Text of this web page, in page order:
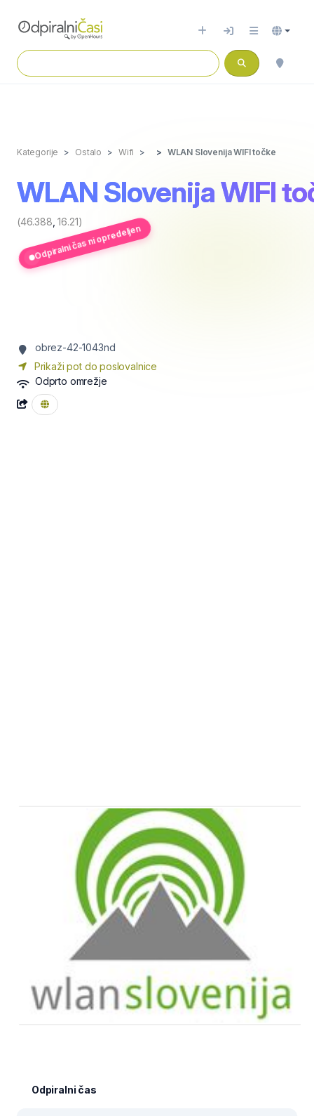
Kategorije Ostalo Wifi WLAN Slovenija WIFI točke
WLAN Slovenija WIFI
(46.388 ,16.21)
Odpiralni čas ni opredeljen
obrez-42-1043nd
Prikaži pot do poslovalnice
Odprto omrežje
Odpiralni čas